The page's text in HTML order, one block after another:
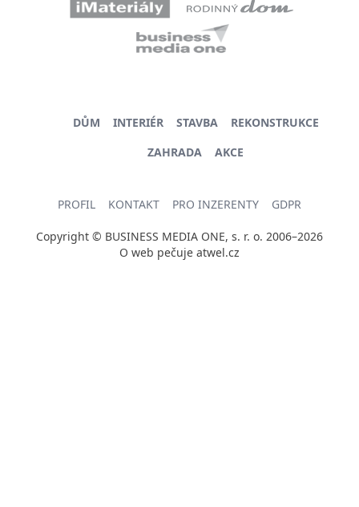
DŮM INTERIÉR STAVBA
REKONSTRUKCE
ZAHRADA
AKCE
PROFIL KONTAKT PRO INZERENTY GDPR
Copyright © BUSINESS MEDIA ONE, s. r. o. 2006–2026